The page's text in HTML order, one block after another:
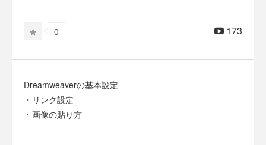
0 173
Dreamweaverの基本設定
・リンク設定
・画像の貼り方